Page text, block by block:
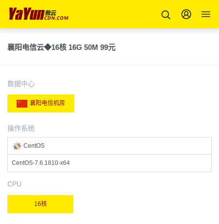
襄阳电信云◆16核 16G 50M 99元
数据中心
襄阳电信机房
操作系统
CentOS
CentOS-7.6.1810-x64
CPU
16核